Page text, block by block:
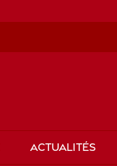
ACTUALITÉS